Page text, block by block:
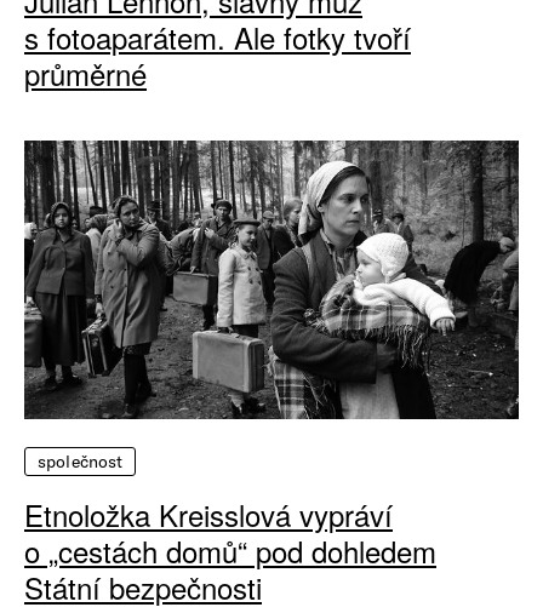
s fotoaparátem. Ale fotky tvoří
průměrné
společnost
Etnoložka Kreisslová vypráví
o „cestách domů“ pod dohledem
Státní bezpečnosti